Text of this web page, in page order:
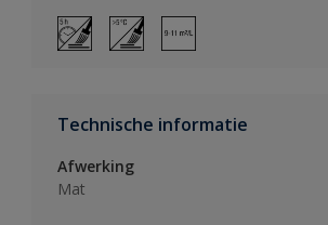
Technische informatie
Afwerking
Mat